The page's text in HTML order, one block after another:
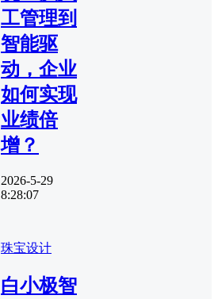
工管理到
智能驱
动，企业
如何实现
业绩倍
增？
2026-5-29
8:28:07
珠宝设计
白小极智